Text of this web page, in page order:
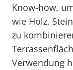
Know-how,
wie Holz,
zu
Verwendung